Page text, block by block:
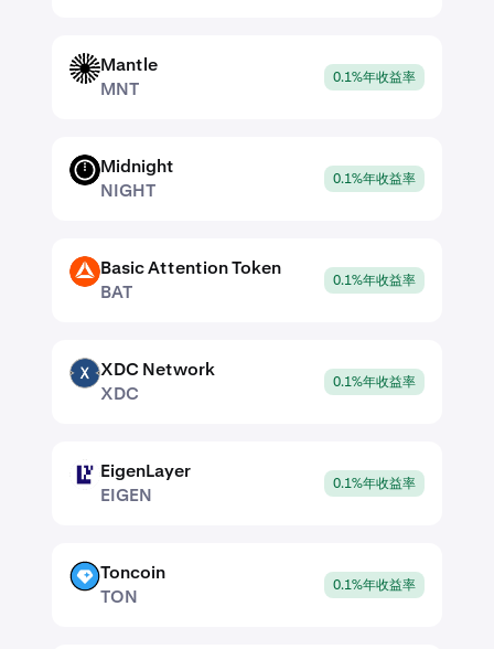
MNT
Mantle
MNT
0.1%年收益率
NIGHT Midnight
NIGHT
0.1%年收益率
BAT
Basic Attention Token
BAT
0.1%年收益率
XDC
XDC Network
XDC
0.1%年收益率
EIGEN
EigenLayer
EIGEN
0.1%年收益率
TON
Toncoin
TON
0.1%年收益率